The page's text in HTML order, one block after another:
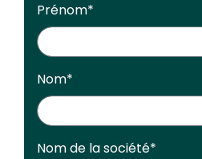
Prénom*
Nom*
Nom de la société*